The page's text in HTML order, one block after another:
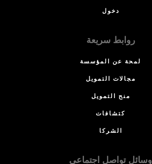
دخول
روابط سريعة
لمحة عن المؤسسة
مجالات التمويل
منح التمويل
كتشافات
الشركا
وسائل تواصل اجتماعي